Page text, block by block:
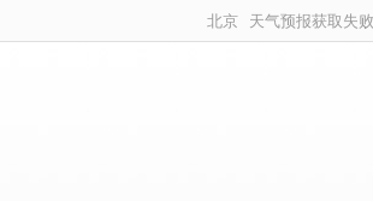
北京 天气预报获取失